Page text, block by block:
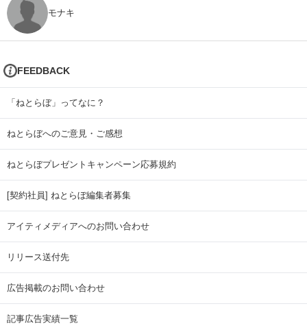
モナキ
FEEDBACK
「ねとらぼ」ってなに？
ねとらぼへのご意見・ご感想
ねとらぼプレゼントキャンペーン応募規約
[契約社員] ねとらぼ編集者募集
アイティメディアへのお問い合わせ
リリース送付先
広告掲載のお問い合わせ
記事広告実績一覧